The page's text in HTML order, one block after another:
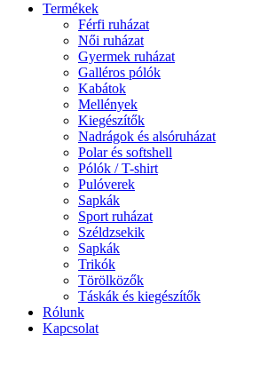
Termékek
Férfi ruházat
Női ruházat
Gyermek ruházat
Galléros pólók
Kabátok
Mellények
Kiegészítők
Nadrágok és alsóruházat
Polar és softshell
Pólók / T-shirt
Pulóverek
Sapkák
Sport ruházat
Széldzsekik
Sapkák
Trikók
Törölközők
Táskák és kiegészítők
Rólunk
Kapcsolat